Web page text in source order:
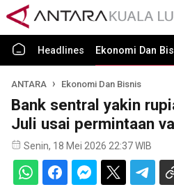
Headlines Ekonomi Dan
ANTARA Ekonomi Dan Bisnis
Bank sentral yakin
Juli usai permintaan
Senin, 18 Mei 2026 22:37 WIB